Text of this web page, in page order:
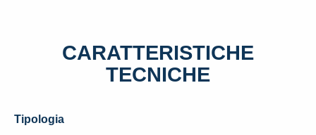
CARATTERISTICHE
TECNICHE
Tipologia